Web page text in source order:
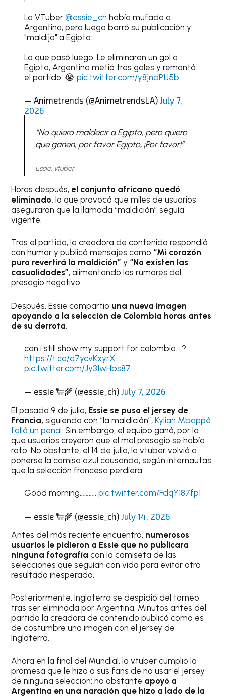
La VTuber @essie_ch había mufado a
Argentina, pero luego borró su publicación y
"maldijo" a Egipto.
Lo que pasó luego: Le eliminaron un gol a
Egipto, Argentina metió tres goles y remontó
el partido. 😭 pic.twitter.com/y8jndP1J5b
— Animetrends (@AnimetrendsLA) July 7,
2026
“No quiero maldecir a Egipto, pero quiero
que ganen, por favor Egipto, ¡Por favor!”
Essie, vtuber
Horas después, el conjunto africano quedó
eliminado, lo que provocó que miles de usuarios
aseguraran que la llamada “maldición” seguía
vigente.
Tras el partido, la creadora de contenido respondió
con humor y publicó mensajes como “Mi corazón
puro revertirá la maldición” y “No existen las
casualidades”, alimentando los rumores del
presagio negativo.
Después, Essie compartió una nueva imagen
apoyando a la selección de Colombia horas antes
de su derrota.
can i still show my support for colombia….?
https://t.co/q7ycvKxyrX
pic.twitter.com/Jy31wHbs87
— essie 🐑🌾 (@essie_ch) July 7, 2026
El pasado 9 de julio, Essie se puso el jersey de
Francia, siguiendo con “la maldición”,Kylian Mbappé
falló un penal. Sin embargo, el equipo ganó, por lo
que usuarios creyeron que el mal presagio se había
roto. No obstante, el 14 de julio, la vtuber volvió a
ponerse la camisa azul causando, según internautas
que la selección francesa perdiera.
Good morning……….. pic.twitter.com/FdqY187fp1
— essie 🐑🌾 (@essie_ch) July 14, 2026
Antes del más reciente encuentro, numerosos
usuarios le pidieron a Essie que no publicara
ninguna fotografía con la camiseta de las
selecciones que seguían con vida para evitar otro
resultado inesperado.
Posteriormente, Inglaterra se despidió del torneo
tras ser eliminada por Argentina. Minutos antes del
partido la creadora de contenido publicó como es
de costumbre una imagen con el jersey de
Inglaterra.
Ahora en la final del Mundial, la vtuber cumplió la
promesa que le hizo a sus fans de no usar el jersey
de ninguna selección; no obstante apoyó a
Argentina en una naración que hizo a lado de la